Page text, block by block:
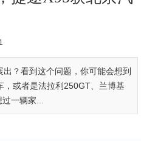
？看到这个问题，你可能会想到
或者是法拉利250GT、兰博基
一辆家...